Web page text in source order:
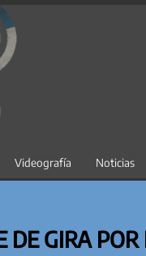
Videografía Noticias
DE GIRA